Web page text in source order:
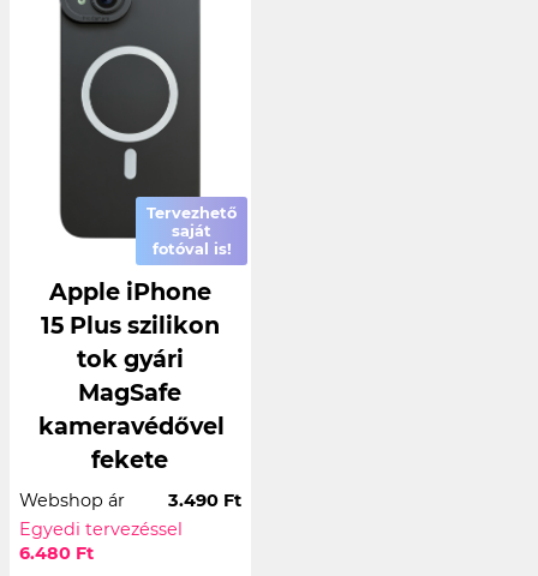
Tervezhető
saját
fotóval is!
Apple iPhone
15 Plus szilikon
tok gyári
MagSafe
kameravédővel
fekete
Webshop ár
3.490 Ft
Egyedi tervezéssel
6.480 Ft